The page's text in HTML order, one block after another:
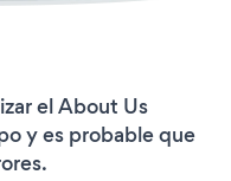
el About Us
y es probable que